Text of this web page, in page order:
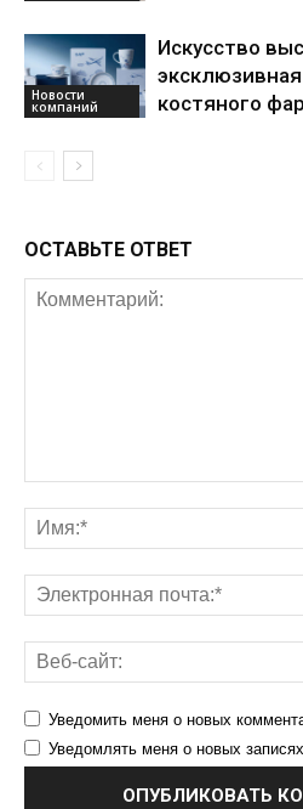
Новости
компаний
Искусство
костяного
ОСТАВЬТЕ ОТВЕТ
Уведомить меня о новых
Уведомлять меня о новых